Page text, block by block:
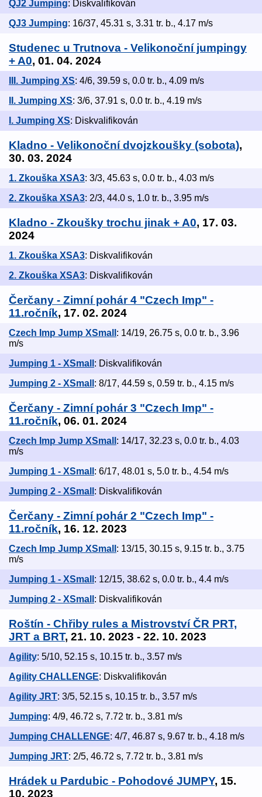
QJ2 Jumping: Diskvalifikován
QJ3 Jumping: 16/37, 45.31 s, 3.31 tr. b., 4.17 m/s
Studenec u Trutnova - Velikonoční jumpingy
+ A0, 01. 04. 2024
III. Jumping XS: 4/6, 39.59 s, 0.0 tr. b., 4.09 m/s
II. Jumping XS: 3/6, 37.91 s, 0.0 tr. b., 4.19 m/s
I. Jumping XS: Diskvalifikován
Kladno - Velikonoční dvojzkoušky (sobota),
30. 03. 2024
1. Zkouška XSA3: 3/3, 45.63 s, 0.0 tr. b., 4.03 m/s
2. Zkouška XSA3: 2/3, 44.0 s, 1.0 tr. b., 3.95 m/s
Kladno - Zkoušky trochu jinak + A0, 17. 03.
2024
1. Zkouška XSA3: Diskvalifikován
2. Zkouška XSA3: Diskvalifikován
Čerčany - Zimní pohár 4 "Czech Imp" -
11.ročník, 17. 02. 2024
Czech Imp Jump XSmall : 14/19, 26.75 s, 0.0 tr. b., 3.96
m/s
Jumping 1 - XSmall : Diskvalifikován
Jumping 2 - XSmall : 8/17, 44.59 s, 0.59 tr. b., 4.15 m/s
Čerčany - Zimní pohár 3 "Czech Imp" -
11.ročník, 06. 01. 2024
Czech Imp Jump XSmall : 14/17, 32.23 s, 0.0 tr. b., 4.03
m/s
Jumping 1 - XSmall : 6/17, 48.01 s, 5.0 tr. b., 4.54 m/s
Jumping 2 - XSmall : Diskvalifikován
Čerčany - Zimní pohár 2 "Czech Imp" -
11.ročník, 16. 12. 2023
Czech Imp Jump XSmall : 13/15, 30.15 s, 9.15 tr. b., 3.75
m/s
Jumping 1 - XSmall : 12/15, 38.62 s, 0.0 tr. b., 4.4 m/s
Jumping 2 - XSmall : Diskvalifikován
Roštín - Chřiby rules a Mistrovství ČR PRT,
JRT a BRT, 21. 10. 2023 - 22. 10. 2023
Agility: 5/10, 52.15 s, 10.15 tr. b., 3.57 m/s
Agility CHALLENGE: Diskvalifikován
Agility JRT: 3/5, 52.15 s, 10.15 tr. b., 3.57 m/s
Jumping: 4/9, 46.72 s, 7.72 tr. b., 3.81 m/s
Jumping CHALLENGE: 4/7, 46.87 s, 9.67 tr. b., 4.18 m/s
Jumping JRT: 2/5, 46.72 s, 7.72 tr. b., 3.81 m/s
Hrádek u Pardubic - Pohodové JUMPY, 15.
10. 2023